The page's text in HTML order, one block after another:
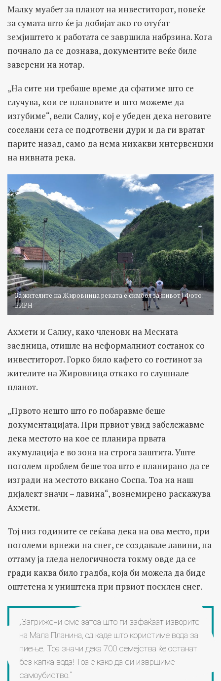
Малку муабет за планот на инвеститорот, повеќе
за сумата што ќе ја добијат ако го отуѓат
земјиштето и работата се завршила набрзина. Кога
почнало да се дознава, документите веќе биле
заверени на нотар.
„На сите ни требаше време да сфатиме што се
случува, кои се плановите и што можеме да
изгубиме“, вели Салиу, кој е убеден дека неговите
соселани сега се подготвени дури и да ги вратат
парите назад, само да нема никакви интервенции
на нивната река.
За жителите на Жировница реката е симбол за живот | Фото:
БИРН
Ахмети и Салиу, како членови на Месната
заедница, отишле на неформалниот состанок со
инвеститорот. Горко било кафето со гостинот за
жителите на Жировница откако го слушнале
планот.
„Првото нешто што го побаравме беше
документацијата. При првиот увид забележавме
дека местото на кое се планира првата
акумулација е во зона на строга заштита. Уште
поголем проблем беше тоа што е планирано да се
изгради на местото викано Соспа. Тоа на наш
дијалект значи – лавина“, вознемирено раскажува
Ахмети.
Тој низ годините се сеќава дека на ова место, при
поголеми врнежи на снег, се создавале лавини, па
оттаму ја гледа нелогичноста токму овде да се
гради каква било градба, која би можела да биде
оштетена и уништена при првиот посилен снег.
„Загрижени сме затоа што ги зафаќаат изворите
на Мала Планина, од каде што користиме вода за
пиење. Тоа значи дека 700 семејства ќе останат
без капка вода! Тоа е како да си извршиме
самоубиство.“